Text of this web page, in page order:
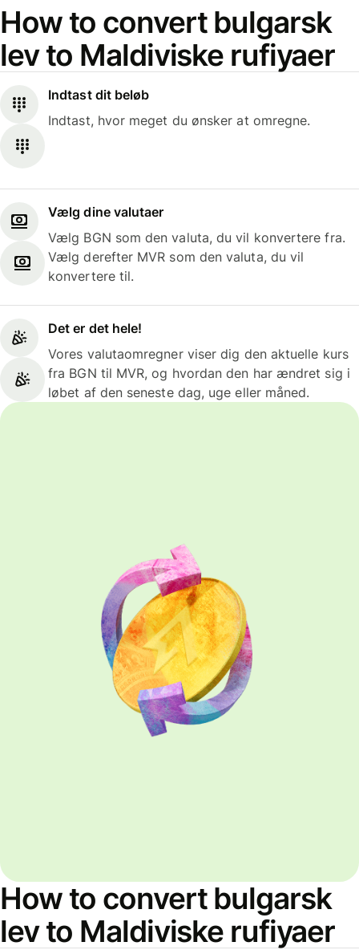
How to convert bulgarsk
lev to Maldiviske rufiyaer
Indtast dit beløb
Indtast, hvor meget du ønsker at omregne.
Vælg dine valutaer
Vælg BGN som den valuta, du vil konvertere fra.
Vælg derefter MVR som den valuta, du vil
konvertere til.
Det er det hele!
Vores valutaomregner viser dig den aktuelle kurs
fra BGN til MVR, og hvordan den har ændret sig i
løbet af den seneste dag, uge eller måned.
How to convert bulgarsk
lev to Maldiviske rufiyaer